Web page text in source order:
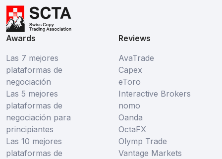
Awards
Las 7 mejores
plataformas de
negociación
Las 5 mejores
plataformas de
negociación para
principiantes
Las 10 mejores
plataformas de
Reviews
AvaTrade
Capex
eToro
Interactive Brokers
nomo
Oanda
OctaFX
Olymp Trade
Vantage Markets